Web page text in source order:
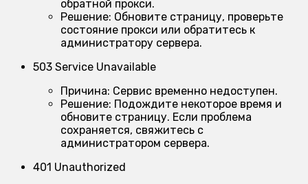
обратной прокси.
Решение: Обновите страницу, проверьте
состояние прокси или обратитесь к
администратору сервера.
503 Service Unavailable
Причина: Сервис временно недоступен.
Решение: Подождите некоторое время и
обновите страницу. Если проблема
сохраняется, свяжитесь с
администратором сервера.
401 Unauthorized